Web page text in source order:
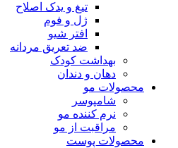
تیغ و یدک اصلاح
ژل و فوم
افتر شیو
ضد تعریق مردانه
بهداشت کودک
دهان و دندان
محصولات مو
شامپوسر
نرم کننده مو
مراقبت از مو
محصولات پوست